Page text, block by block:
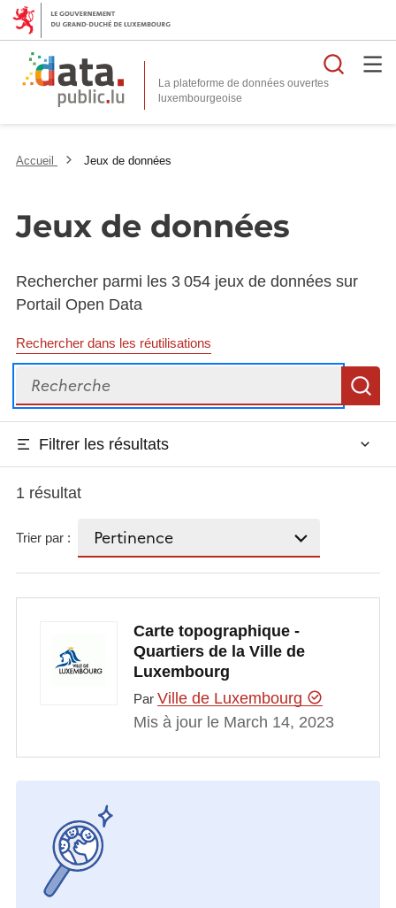
La plateforme de données ouvertes
Accueil Jeux de données
Jeux de données
Rechercher parmi les 3 054 jeux de données sur
Portail Open Data
Rechercher dans les réutilisations
Recherche
Filtrer les résultats
1 résultat
Trier par :
Carte topographique -
Quartiers de la Ville de
Luxembourg
Par Ville de Luxembourg
Mis à jour le March 14, 2023